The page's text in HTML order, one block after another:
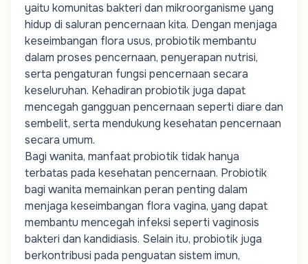
yaitu komunitas bakteri dan mikroorganisme yang
hidup di saluran pencernaan kita. Dengan menjaga
keseimbangan flora usus, probiotik membantu
dalam proses pencernaan, penyerapan nutrisi,
serta pengaturan fungsi pencernaan secara
keseluruhan. Kehadiran probiotik juga dapat
mencegah gangguan pencernaan seperti diare dan
sembelit, serta mendukung kesehatan pencernaan
secara umum.
Bagi wanita, manfaat probiotik tidak hanya
terbatas pada kesehatan pencernaan. Probiotik
bagi wanita memainkan peran penting dalam
menjaga keseimbangan flora vagina, yang dapat
membantu mencegah infeksi seperti vaginosis
bakteri dan kandidiasis. Selain itu, probiotik juga
berkontribusi pada penguatan sistem imun,